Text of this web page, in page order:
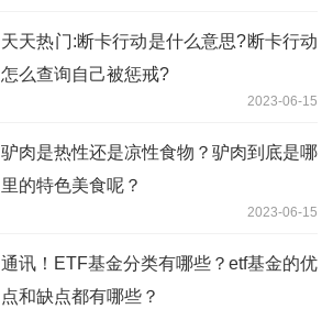
天天热门:断卡行动是什么意思?断卡行动
怎么查询自己被惩戒?
2023-06-15
驴肉是热性还是凉性食物？驴肉到底是哪
里的特色美食呢？
2023-06-15
通讯！ETF基金分类有哪些？etf基金的优
点和缺点都有哪些？